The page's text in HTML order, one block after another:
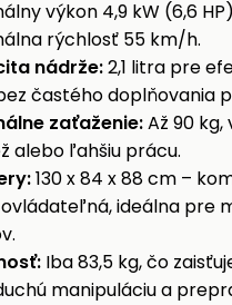
výkon 4,9 kW (6,6
rýchlosť 55 km/h.
nádrže:2,1 litra pre
častého doplňovania
zaťaženie:Až 90 kg,
alebo ľahšiu prácu.
130 x 84 x 88 cm –
ideálna pre
Iba 83,5 kg, čo
manipuláciu a